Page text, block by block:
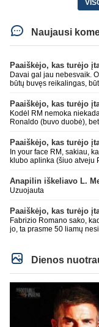
Naujausi
Davai gal jau nebesvaik.
būtų buvęs reikalingas,
Kodėl RM nemoka
Ronaldo (buvo duobė),
laimėti La Liga. Dabar vėl
nereikia mums jo, senas ir
be kvailų nereikia,
In your face RM, sakiau,
klubo aplinka (šiuo atveju
Super
Anapilin iškeliavo L.
Uzuojauta
Fabrizio Romano sako,
jo, ta prasme 50 liamų
Dienos